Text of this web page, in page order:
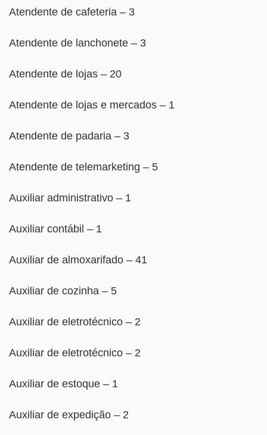
Atendente de cafeteria – 3
Atendente de lanchonete – 3
Atendente de lojas – 20
Atendente de lojas e mercados – 1
Atendente de padaria – 3
Atendente de telemarketing – 5
Auxiliar administrativo – 1
Auxiliar contábil – 1
Auxiliar de almoxarifado – 41
Auxiliar de cozinha – 5
Auxiliar de eletrotécnico – 2
Auxiliar de eletrotécnico – 2
Auxiliar de estoque – 1
Auxiliar de expedição – 2